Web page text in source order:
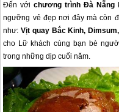
Đến với chương trìnhĐà Nẵng
ngưỡng vẻ đẹp nơi đây mà còn
như:Vịt quay Bắc Kinh,
cho Lữ khách cùng bạn bè
trong những dịp cuối năm.